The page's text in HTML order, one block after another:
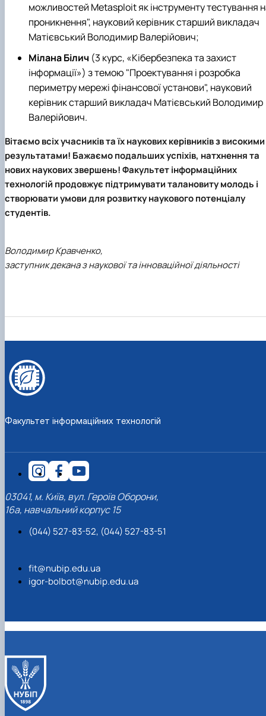
можливостей Metasploit як інструменту тестування
проникнення", науковий керівник старший викладач
Матієвський Володимир Валерійович;
Мілана Білич (3 курс, «Кібербезпека та захист
інформації») з темою "Проектування і розробка
периметру мережі фінансової установи", науковий
керівник старший викладач Матієвський Володимир
Валерійович.
Вітаємо всіх учасників та їх наукових керівників з високими
результатами! Бажаємо подальших успіхів, натхнення та
нових наукових звершень! Факультет інформаційних
технологій продовжує підтримувати талановиту молодь і
створювати умови для розвитку наукового потенціалу
студентів.
Володимир Кравченко,
заступник декана з наукової та інноваційної діяльності
Факультет інформаційних технологій
03041, м. Київ, вул. Героїв Оборони,
16а, навчальний корпус 15
(044) 527-83-52, (044) 527-83-51
fit@nubip.edu.ua
igor-bolbot@nubip.edu.ua